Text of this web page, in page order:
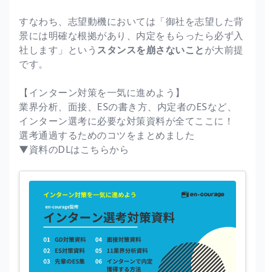
すなわち、志望動機においては「御社を志望した背
景には明確な根拠があり、内定をもらったら必ず入
社します」という スタンスを崩さないことが大前提
です。
【インターン対策を一気に進めよう】
業界分析、面接、ESの書き方、内定者のESなど、
インターン選考に必要な対策資料が全てここに！
選考通過するためのコツをまとめました
▼資料のDLはこちらから